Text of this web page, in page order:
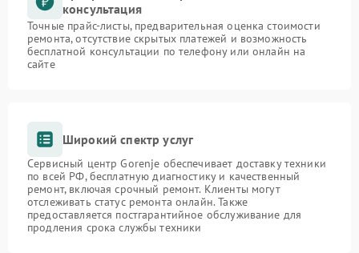
консультация
Точные прайс-листы, предварительная оценка стоимости
ремонта, отсутствие скрытых платежей и возможность
бесплатной консультации по телефону или онлайн на
сайте
Широкий спектр услуг
Сервисный центр Gorenje обеспечивает доставку техники
по всей РФ, бесплатную диагностику и качественный
ремонт, включая срочный ремонт. Клиенты могут
отслеживать статус ремонта онлайн. Также
предоставляется постгарантийное обслуживание для
продления срока службы техники